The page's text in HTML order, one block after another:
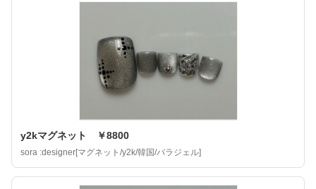
y2kマグネット ￥8800
sora :designer[マグネット/y2k/韓国/パラジェル]